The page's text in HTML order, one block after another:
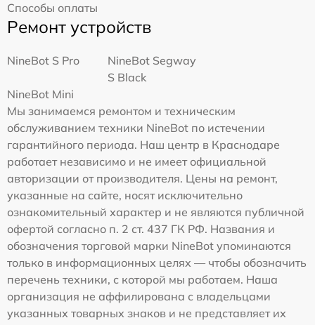
Способы оплаты
Ремонт устройств
NineBot S Pro
NineBot Segway
S Black
NineBot Mini
Мы занимаемся ремонтом и техническим
обслуживанием техники NineBot по истечении
гарантийного периода. Наш центр в Краснодаре
работает независимо и не имеет официальной
авторизации от производителя. Цены на ремонт,
указанные на сайте, носят исключительно
ознакомительный характер и не являются публичной
офертой согласно п. 2 ст. 437 ГК РФ. Названия и
обозначения торговой марки NineBot упоминаются
только в информационных целях — чтобы обозначить
перечень техники, с которой мы работаем. Наша
организация не аффилирована с владельцами
указанных товарных знаков и не представляет их